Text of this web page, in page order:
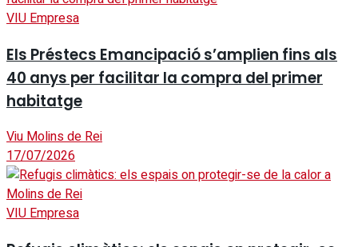
VIU Empresa
Els Préstecs Emancipació s’amplien fins als
40 anys per facilitar la compra del primer
habitatge
Viu Molins de Rei
17/07/2026
VIU Empresa